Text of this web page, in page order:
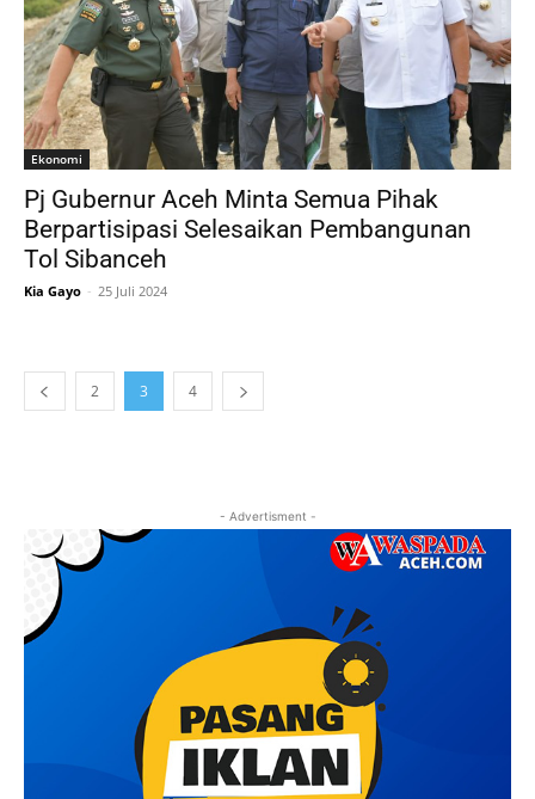
Ekonomi
Pj Gubernur Aceh Minta Semua Pihak
Berpartisipasi Selesaikan Pembangunan
Tol Sibanceh
Kia Gayo - 25 Juli 2024
2 3 4
- Advertisment -